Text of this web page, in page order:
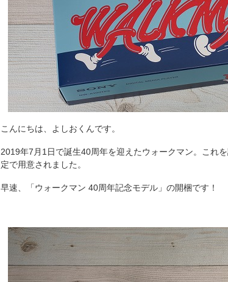
こんにちは、よしおくんです。
2019年7月1日で誕生40周年を迎えたウォークマン。これ
定で用意されました。
早速、「ウォークマン 40周年記念モデル」の開梱です！